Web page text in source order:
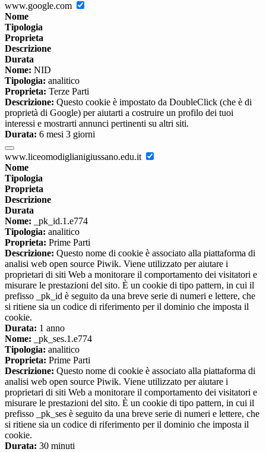
www.google.com
Nome
Tipologia
Proprieta
Descrizione
Durata
Nome: NID
Tipologia: analitico
Proprieta: Terze Parti
Descrizione: Questo cookie è impostato da DoubleClick (che è di
proprietà di Google) per aiutarti a costruire un profilo dei tuoi
interessi e mostrarti annunci pertinenti su altri siti.
Durata: 6 mesi 3 giorni
www.liceomodiglianigiussano.edu.it
Nome
Tipologia
Proprieta
Descrizione
Durata
Nome: _pk_id.1.e774
Tipologia: analitico
Proprieta: Prime Parti
Descrizione: Questo nome di cookie è associato alla piattaforma di
analisi web open source Piwik. Viene utilizzato per aiutare i
proprietari di siti Web a monitorare il comportamento dei visitatori e
misurare le prestazioni del sito. È un cookie di tipo pattern, in cui il
prefisso _pk_id è seguito da una breve serie di numeri e lettere, che
si ritiene sia un codice di riferimento per il dominio che imposta il
cookie.
Durata: 1 anno
Nome: _pk_ses.1.e774
Tipologia: analitico
Proprieta: Prime Parti
Descrizione: Questo nome di cookie è associato alla piattaforma di
analisi web open source Piwik. Viene utilizzato per aiutare i
proprietari di siti Web a monitorare il comportamento dei visitatori e
misurare le prestazioni del sito. È un cookie di tipo pattern, in cui il
prefisso _pk_ses è seguito da una breve serie di numeri e lettere, che
si ritiene sia un codice di riferimento per il dominio che imposta il
cookie.
Durata: 30 minuti